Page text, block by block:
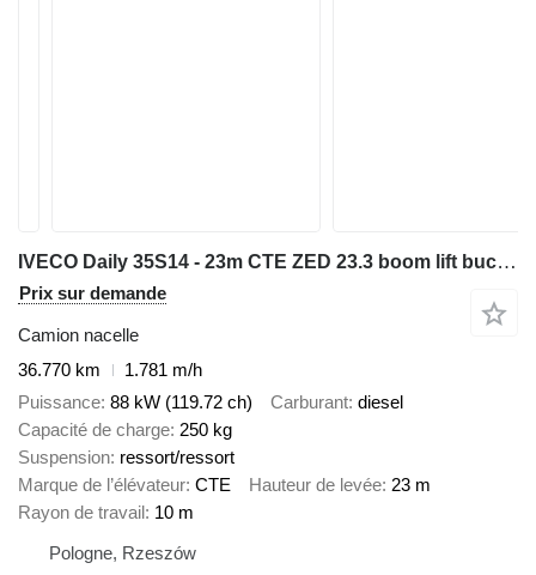
IVECO Daily 35S14 - 23m CTE ZED 23.3 boom lift bucket truck podnośnik
Prix sur demande
Camion nacelle
36.770 km
1.781 m/h
Puissance 88 kW (119.72 ch) Carburant diesel
Capacité de charge 250 kg
Suspension ressort/ressort
Marque de l’élévateur CTE Hauteur de levée 23 m
Rayon de travail 10 m
Pologne, Rzeszów